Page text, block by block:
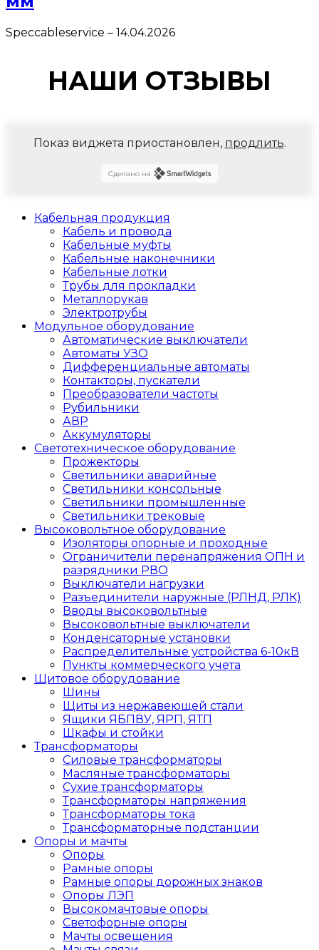
Speccableservice – 14.04.2026
НАШИ ОТЗЫВЫ
Показ виджета приостановлен, продлить.
Сделано на
Кабельная продукция
Кабель и провода
Кабельные муфты
Кабельные наконечники
Кабельные лотки
Трубы для прокладки
Металлорукав
Электротрубы
Модульное оборудование
Автоматические выключатели
Автоматы УЗО
Дифференциальные автоматы
Контакторы, пускатели
Преобразователи частоты
Рубильники
АВР
Аккумуляторы
Светотехническое оборудование
Прожекторы
Светильники аварийные
Светильники консольные
Светильники промышленные
Светильники трековые
Высоковольтное оборудование
Изоляторы опорные и проходные
Ограничители перенапряжения ОПН и
разрядники РВО
Выключатели нагрузки
Разъединители наружные (РЛНД, РЛК)
Вводы высоковольтные
Высоковольтные выключатели
Конденсаторные установки
Распределительные устройства 6-10кВ
Пункты коммерческого учета
Щитовое оборудование
Шины
Щиты из нержавеющей стали
Ящики ЯБПВУ, ЯРП, ЯТП
Шкафы и стойки
Трансформаторы
Силовые трансформаторы
Масляные трансформаторы
Сухие трансформаторы
Трансформаторы напряжения
Трансформаторы тока
Трансформаторные подстанции
Опоры и мачты
Опоры
Рамные опоры
Рамные опоры дорожных знаков
Опоры ЛЭП
Высокомачтовые опоры
Светофорные опоры
Мачты освещения